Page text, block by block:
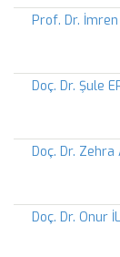
Prof. Dr. İmren
Doç. Dr. Şule
Doç. Dr. Zehra
Doç. Dr. Onur